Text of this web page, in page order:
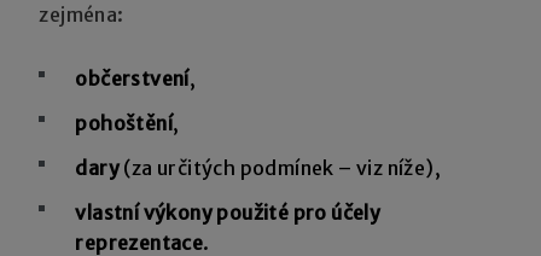
zejména:
občerstvení,
pohoštění,
dary(za určitých podmínek – viz níže),
vlastní výkony použité pro účely
reprezentace.